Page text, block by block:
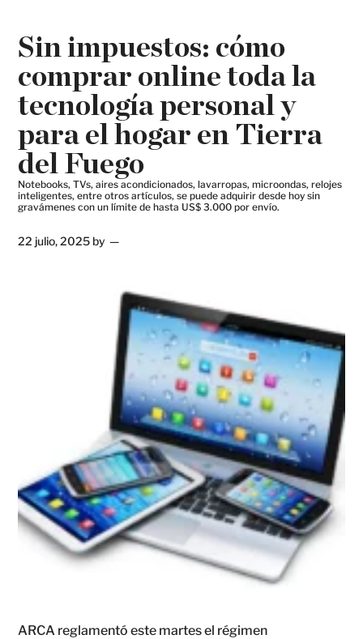
Sin impuestos: cómo
comprar online toda la
tecnología personal y
para el hogar en Tierra
del Fuego
Notebooks, TVs, aires acondicionados, lavarropas, microondas, relojes
inteligentes, entre otros artículos, se puede adquirir desde hoy sin
gravámenes con un límite de hasta US$ 3.000 por envío.
22 julio, 2025 by
ARCA reglamentó este martes el régimen